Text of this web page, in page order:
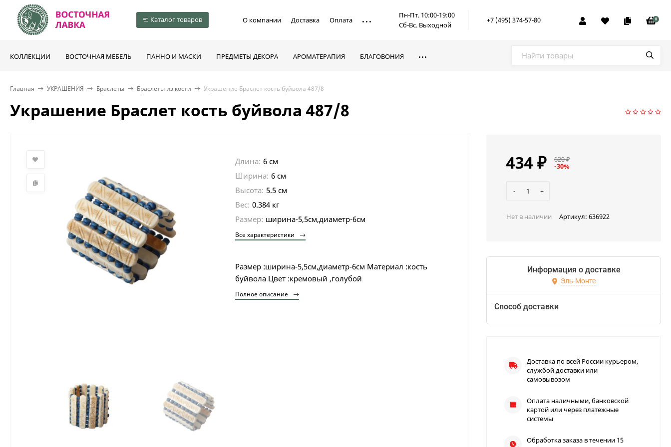
Каталог товаров О компании Доставка Оплата
Пн-Пт. 10:00-19:00
Сб-Вс. Выходной
+7 (495) 374-57-80 0
КОЛЛЕКЦИИ ВОСТОЧНАЯ МЕБЕЛЬ ПАННО И МАСКИ ПРЕДМЕТЫ ДЕКОРА АРОМАТЕРАПИЯ БЛАГОВОНИЯ
Главная УКРАШЕНИЯ Браслеты Браслеты из кости Украшение Браслет кость буйвола 487/8
Украшение Браслет кость буйвола 487/8
Длина: 6 см
Ширина: 6 см
Высота: 5.5 см
Вес: 0.384 кг
Размер: ширина-5,5см,диаметр-6см
Все характеристики
Размер :ширина-5,5см,диаметр-6см Материал :кость
буйвола Цвет :кремовый ,голубой
Полное описание
434 ₽ 620₽
-30%
- +
Нет в наличии Артикул: 636922
Информация о доставке
Эль-Монте
Способ доставки
Доставка по всей России курьером,
службой доставки или
самовывозом
Оплата наличными, банковской
картой или через платежные
системы
Обработка заказа в течении 15